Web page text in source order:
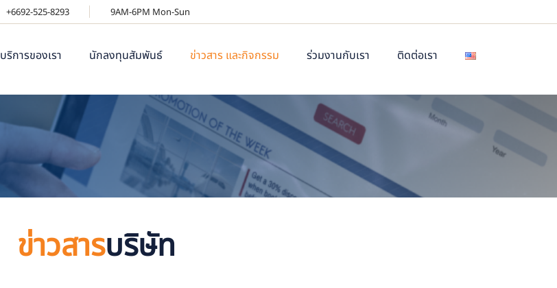
+6692-525-8293 9AM-6PM Mon-Sun
บริการของเรา นักลงทุนสัมพันธ์ ข่าวสาร และกิจกรรม ร่วมงานกับเรา ติดต่อเรา
ข่าวสารบริษัท